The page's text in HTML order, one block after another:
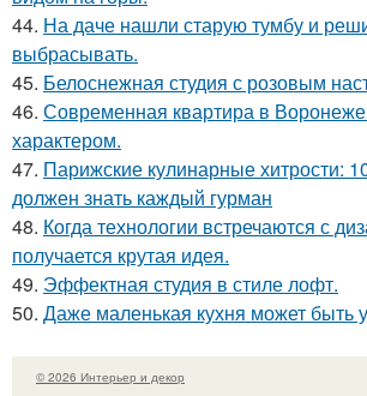
44. На даче нашли старую тумбу и
выбрасывать.
45. Белоснежная студия с розовым
46. Современная квартира в
характером.
47. Парижские кулинарные хитрости:
должен знать каждый гурман
48. Когда технологии встречаются с
получается крутая идея.
49. Эффектная студия в стиле лофт.
50. Даже маленькая кухня может быть
© 2026 Интерьер и декор